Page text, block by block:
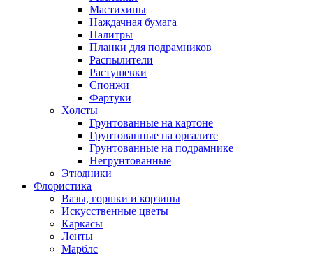
Мастихины
Наждачная бумага
Палитры
Планки для подрамников
Распылители
Растушевки
Спонжи
Фартуки
Холсты
Грунтованные на картоне
Грунтованные на оргалите
Грунтованные на подрамнике
Негрунтованные
Этюдники
Флористика
Вазы, горшки и корзины
Искусственные цветы
Каркасы
Ленты
Марблс